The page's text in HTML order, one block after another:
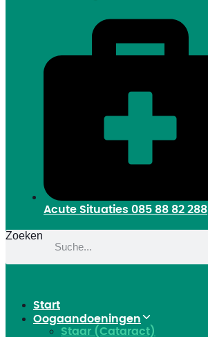
Acute Situaties 085 88 82 288
Zoeken
Start
Oogaandoeningen
Staar (Cataract)